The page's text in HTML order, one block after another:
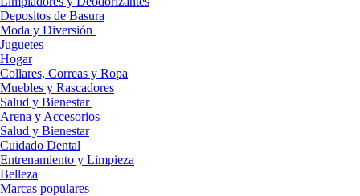
Depositos de Basura
Moda y Diversión
Juguetes
Hogar
Collares, Correas y Ropa
Muebles y Rascadores
Salud y Bienestar
Arena y Accesorios
Salud y Bienestar
Cuidado Dental
Entrenamiento y Limpieza
Belleza
Marcas populares